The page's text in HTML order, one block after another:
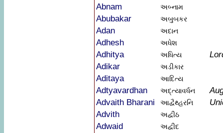
Abnam અબ્નામ
Abubakar અબુબકર
Adan અદાન
Adhesh અધેશ
Adhitya અધિત્ય
Adikar
અડીકાર
Aditaya આદિત્ય
Adtyavardhan અદ્ત્યાવર્ધન
Advaith Bharani
આદ્વૈથ્હરનિ
Advith
અદ્વીઠ
Adwaid અદ્વીદ